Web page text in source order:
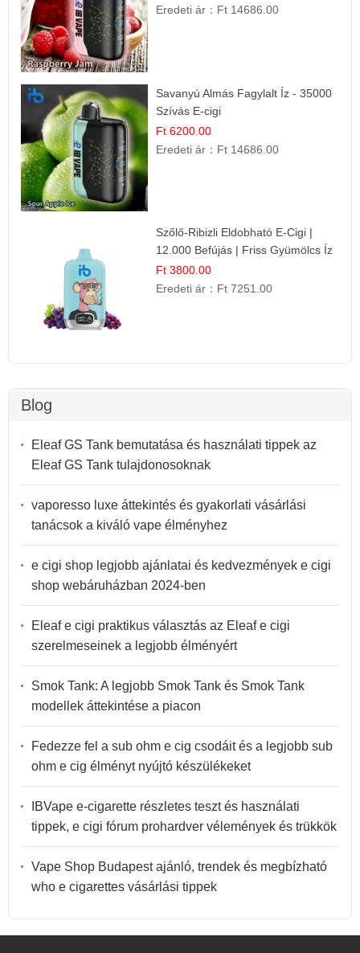
Eredeti ár： Ft 14686.00
Savanyú Almás Fagylalt Íz - 35000
Szívás E-cigi
Ft 6200.00
Eredeti ár： Ft 14686.00
Szőlő-Ribizli Eldobható E-Cigi |
12.000 Befújás | Friss Gyümölcs Íz
Ft 3800.00
Eredeti ár： Ft 7251.00
Blog
Eleaf GS Tank bemutatása és használati tippek az
Eleaf GS Tank tulajdonosoknak
vaporesso luxe áttekintés és gyakorlati vásárlási
tanácsok a kiváló vape élményhez
e cigi shop legjobb ajánlatai és kedvezmények e cigi
shop webáruházban 2024-ben
Eleaf e cigi praktikus választás az Eleaf e cigi
szerelmeseinek a legjobb élményért
Smok Tank: A legjobb Smok Tank és Smok Tank
modellek áttekintése a piacon
Fedezze fel a sub ohm e cig csodáit és a legjobb sub
ohm e cig élményt nyújtó készülékeket
IBVape e-cigarette részletes teszt és használati
tippek, e cigi fórum prohardver vélemények és trükkök
Vape Shop Budapest ajánló, trendek és megbízható
who e cigarettes vásárlási tippek